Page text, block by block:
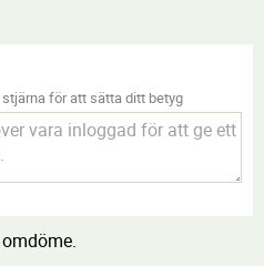
för att sätta ditt betyg